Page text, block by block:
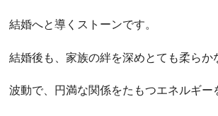
結婚へと導くストーンです。
結婚後も、家族の絆を深めとても柔らか
波動で、円満な関係をたもつエネルギー